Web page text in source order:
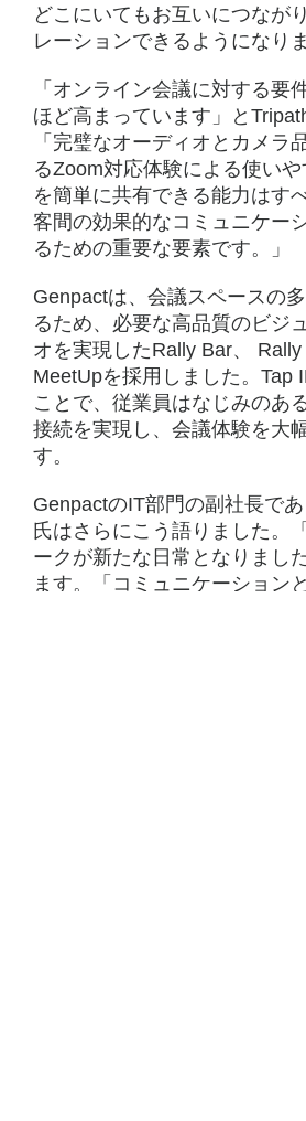
どこにいてもお互いにつなが
レーションできるようになり
「オンライン会議に対する要
ほど高まっています」と
「完璧なオーディオとカメラ
るZoom対応体験による使い
を簡単に共有できる能力はす
客間の効果的なコミュニケー
るための重要な要素です。」
Genpactは、会議スペースの
るため、必要な高品質のビジ
オを実現したRally Bar、 Rally
MeetUpを採用しました。Tap
ことで、従業員はなじみのあ
接続を実現し、会議体験を大
す。
GenpactのIT部門の副社長で
氏はさらにこう語りました。
ークが新たな日常となりまし
ます。「コミュニケーション